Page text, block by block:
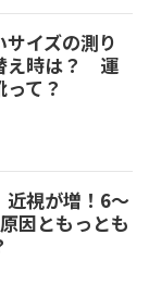
イズの測り
え時は？ 運
て？
近視が増！6～
因ともっとも